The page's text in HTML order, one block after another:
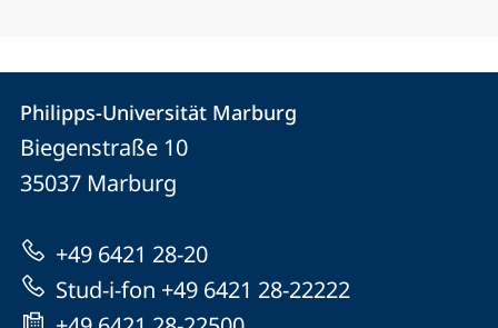
Kontakt
und
Informationen
zur
Website
Kontaktinformationen
Philipps-
Universität
Philipps-Universität Marburg
Biegenstraße 10
35037 Marburg
+49 6421 28-20
Stud-i-fon +49 6421 28-22222